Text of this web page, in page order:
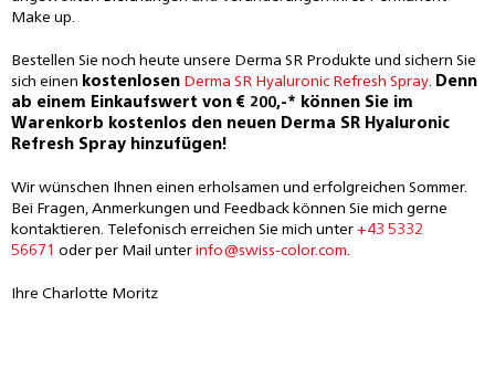
Make up.
Bestellen Sie noch heute unsere Derma SR Produkte und sichern Sie
sich einen kostenlosen Derma SR Hyaluronic Refresh Spray. Denn
ab einem Einkaufswert von € 200,-* können Sie im
Warenkorb kostenlos den neuen Derma SR Hyaluronic
Refresh Spray hinzufügen!
Wir wünschen Ihnen einen erholsamen und erfolgreichen Sommer.
Bei Fragen, Anmerkungen und Feedback können Sie mich gerne
kontaktieren. Telefonisch erreichen Sie mich unter +43 5332
56671 oder per Mail unter info@swiss-color.com.
Ihre Charlotte Moritz